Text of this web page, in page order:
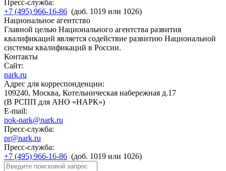
Пресс-служба:
+7 (495) 966-16-86 (доб. 1019 или 1026)
Национальное агентство
Главной целью Национального агентства развития
квалификаций является содействие развитию Национальной
системы квалификаций в России.
Контакты
Сайт:
nark.ru
Адрес для корреспонденции:
109240, Москва, Котельническая набережная д.17
(В РСПП для АНО «НАРК»)
E-mail:
nok-nark@nark.ru
Пресс-служба:
pr@nark.ru
Пресс-служба:
+7 (495) 966-16-86 (доб. 1019 или 1026)